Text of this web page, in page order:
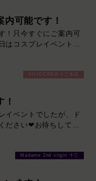
雰囲気はまさに癒しそ
経験だからこその初々
えない特別な魅力で
も豊富。飾らない笑顔
なし。大人の余裕と親
えた、ぜひ一度お会い
内可能です！
！只今すぐにご案内可
はコスプレイベントも
とっとび間違いなしで
VIVIDCREW十三本店
イベントでしたが、ド
ださい❤お待ちしてお
Madame 2nd virgin 十三